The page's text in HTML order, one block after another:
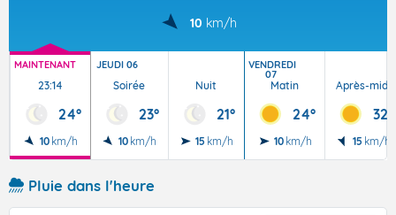
10 km/h
MAINTENANT
23:14
24°
10 km/h
JEUDI 06
Soirée
23°
10 km/h
Nuit
21°
15 km/h
VENDREDI
07
Matin
24°
10 km/h
Après-midi
32°
15 km/h
Pluie dans l'heure